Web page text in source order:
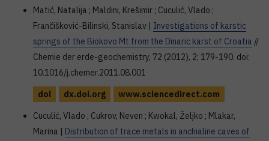
Matić, Natalija ; Maldini, Krešimir ; Cuculić, Vlado ;
Frančišković-Bilinski, Stanislav | Investigations of karstic
springs of the Biokovo Mt from the Dinaric karst of Croatia //
Chemie der erde-geochemistry, 72 (2012), 2; 179-190. doi:
10.1016/j.chemer.2011.08.001
doi
dx.doi.org
www.sciencedirect.com
Cuculić, Vlado ; Cukrov, Neven ; Kwokal, Željko ; Mlakar,
Marina | Distribution of trace metals in anchialine caves of